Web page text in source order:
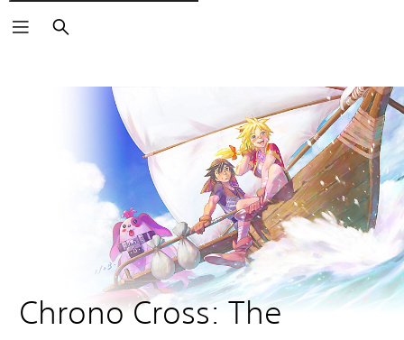
Rechercher
Chrono Cross: The